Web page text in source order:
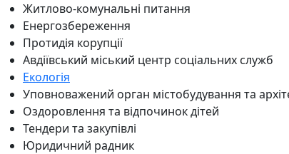
Житлово-комунальні питання
Енергозбереження
Протидія корупції
Авдіївський міський центр соціальних служб
Екологія
Уповноважений орган містобудування та
Оздоровлення та відпочинок дітей
Тендери та закупівлі
Юридичний радник